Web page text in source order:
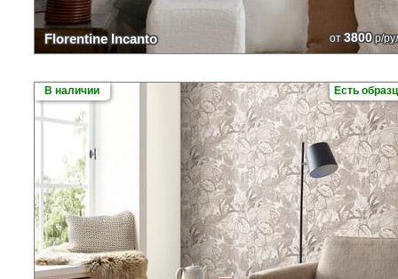
Florentine Incanto от3800р/
Есть
В наличии